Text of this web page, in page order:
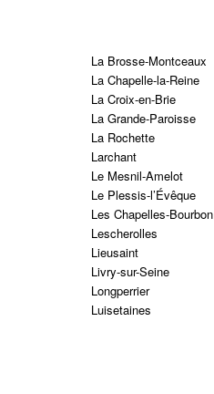
La Brosse-Montceaux
La Chapelle-la-Reine
La Croix-en-Brie
La Grande-Paroisse
La Rochette
Larchant
Le Mesnil-Amelot
Le Plessis-l’Évêque
Les Chapelles-Bourbon
Lescherolles
Lieusaint
Livry-sur-Seine
Longperrier
Luisetaines